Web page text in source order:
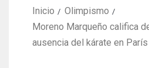
Inicio
Olimpismo
Moreno Marqueño califica
ausencia del kárate en